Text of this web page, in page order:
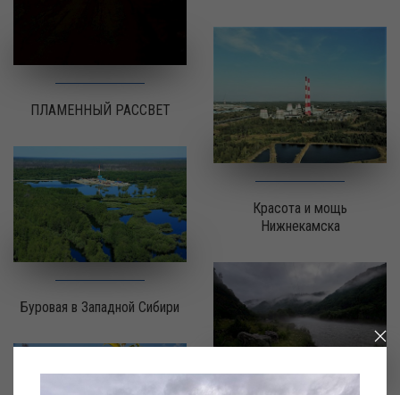
ПЛАМЕННЫЙ РАССВЕТ
Буровая в Западной Сибири
Красота и мощь
Нижнекамска